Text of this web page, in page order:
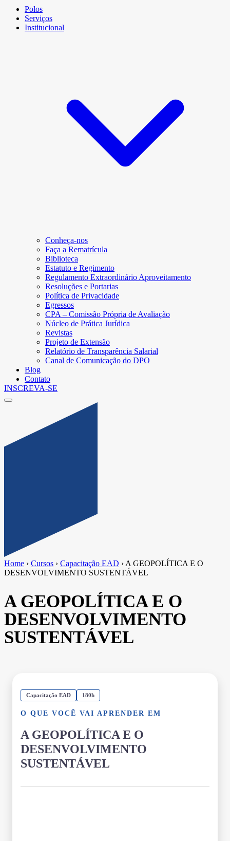
Polos
Serviços
Institucional
Conheça-nos
Faça a Rematrícula
Biblioteca
Estatuto e Regimento
Regulamento Extraordinário Aproveitamento
Resoluções e Portarias
Política de Privacidade
Egressos
CPA – Comissão Própria de Avaliação
Núcleo de Prática Jurídica
Revistas
Projeto de Extensão
Relatório de Transparência Salarial
Canal de Comunicação do DPO
Blog
Contato
INSCREVA-SE
Home › Cursos › Capacitação EAD › A GEOPOLÍTICA E O
DESENVOLVIMENTO SUSTENTÁVEL
A GEOPOLÍTICA E O
DESENVOLVIMENTO
SUSTENTÁVEL
Capacitação EAD 180h
O QUE VOCÊ VAI APRENDER EM
A GEOPOLÍTICA E O
DESENVOLVIMENTO
SUSTENTÁVEL